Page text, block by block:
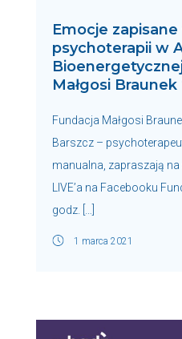
Emocje
psychoterapii w
Małgosi Braunek
Fundacja Małgosi
Barszcz –
manualna, zapraszają
LIVE’a na Facebooku
godz. […]
1 marca 2021